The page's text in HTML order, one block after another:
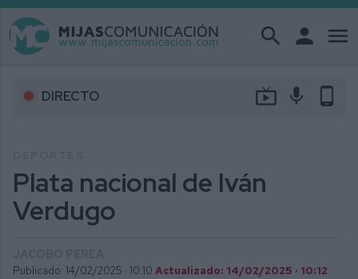
search person menu
DIRECTO live_tv mic phone_android
Plata nacional de Iván
Verdugo
Publicado: 14/02/2025 · 10:10 Actualizado: 14/02/2025 · 10:12